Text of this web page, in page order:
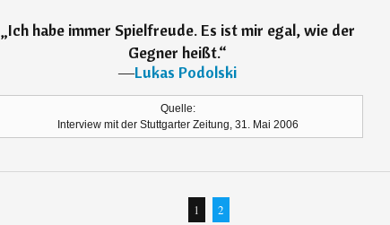
„Ich habe immer Spielfreude. Es ist mir egal, wie der
Gegner heißt.“
―Lukas Podolski
Quelle:
Interview mit der Stuttgarter Zeitung, 31. Mai 2006
1 2